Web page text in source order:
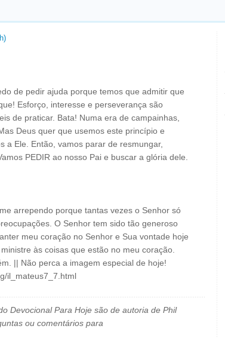
de pedir ajuda porque temos que admitir que
Esforço, interesse e perseverança são
de praticar. Bata! Numa era de campainhas,
Deus quer que usemos este princípio e
a Ele. Então, vamos parar de resmungar,
PEDIR ao nosso Pai e buscar a glória dele.
arrependo porque tantas vezes o Senhor só
O Senhor tem sido tão generoso
meu coração no Senhor e Sua vontade hoje
às coisas que estão no meu coração.
|| Não perca a imagem especial de hoje!
il_mateus7_7.html
Devocional Para Hoje são de autoria de Phil
ou comentários para